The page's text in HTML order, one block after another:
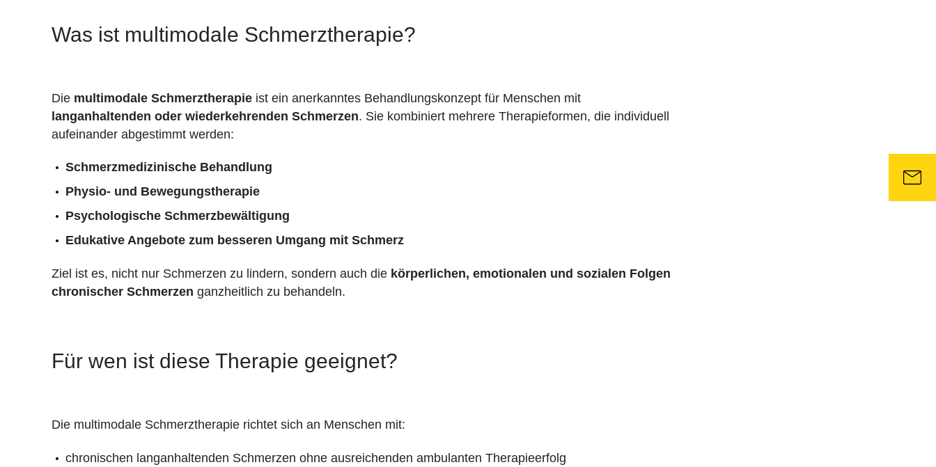
Was ist multimodale Schmerztherapie?
Die multimodale Schmerztherapie ist ein anerkanntes Behandlungskonzept für Menschen mit
langanhaltenden oder wiederkehrenden Schmerzen. Sie kombiniert mehrere Therapieformen, die individuell
aufeinander abgestimmt werden:
Schmerzmedizinische Behandlung
Physio- und Bewegungstherapie
Psychologische Schmerzbewältigung
Edukative Angebote zum besseren Umgang mit Schmerz
Ziel ist es, nicht nur Schmerzen zu lindern, sondern auch die körperlichen, emotionalen und sozialen Folgen
chronischer Schmerzen ganzheitlich zu behandeln.
Für wen ist diese Therapie geeignet?
Die multimodale Schmerztherapie richtet sich an Menschen mit:
chronischen langanhaltenden Schmerzen ohne ausreichenden ambulanten Therapieerfolg